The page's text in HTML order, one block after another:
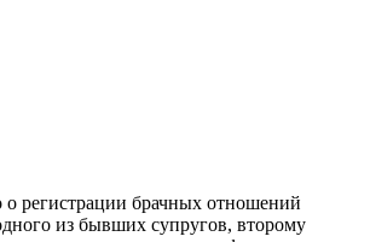
о регистрации брачных отношений
из бывших супругов, второму